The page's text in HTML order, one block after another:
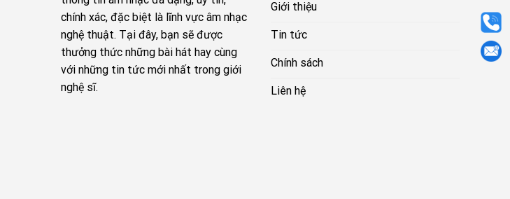
chính xác, đặc biệt là lĩnh vực âm nhạc
nghệ thuật. Tại đây, bạn sẽ được
thưởng thức những bài hát hay cùng
với những tin tức mới nhất trong giới
nghệ sĩ.
Giới thiệu
Tin tức
Chính sách
Liên hệ